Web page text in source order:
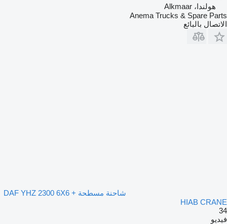
هولندا، Alkmaar
Anema Trucks & Spare Parts
الاتصال بالبائع
شاحنة مسطحة DAF YHZ 2300 6X6 +
HIAB CRANE
34
فيديو